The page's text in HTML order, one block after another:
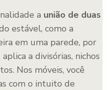
a união de duas
estável, como a
em uma parede, por
a divisórias, nichos
Nos móveis, você
com o intuito de